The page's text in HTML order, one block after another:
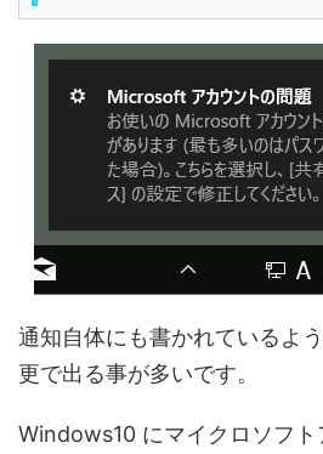
通知自体にも書かれているよ
更で出る事が多いです。
Windows10 にマイクロソフ